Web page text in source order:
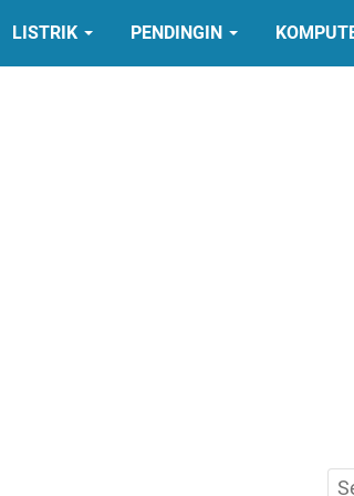
LISTRIK PENDINGIN